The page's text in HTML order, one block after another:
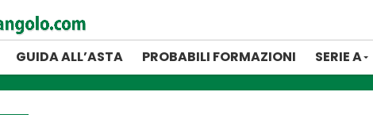
GUIDA ALL’ASTA PROBABILI FORMAZIONI SERIE A